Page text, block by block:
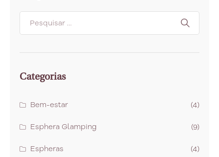
Categorias
Bem-estar (4)
Esphera Glamping (9)
Espheras (4)